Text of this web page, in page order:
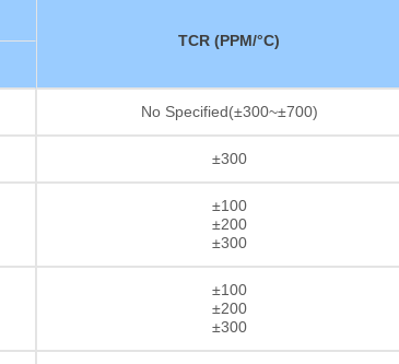
TCR (PPM/°C)
No Specified(±300~±700)
±300
±100
±200
±300
±100
±200
±300